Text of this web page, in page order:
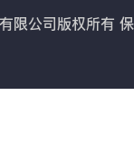
公司版权所有